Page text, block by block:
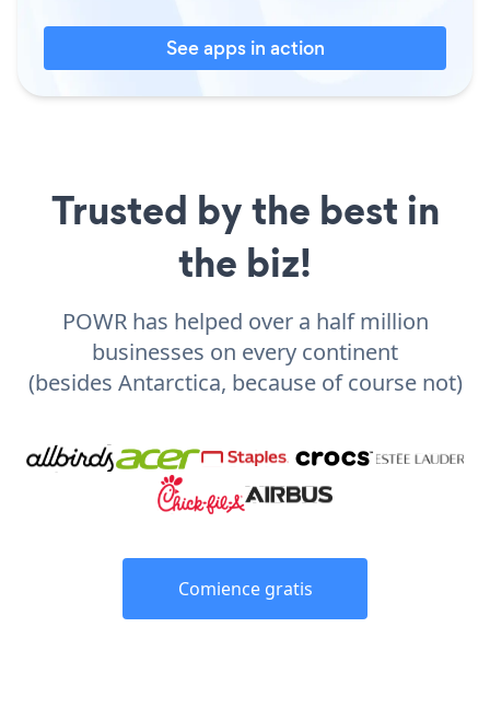
See apps in action
Trusted by the best in
the biz!
POWR has helped over a half million
businesses on every continent
(besides Antarctica, because of course not)
Comience gratis